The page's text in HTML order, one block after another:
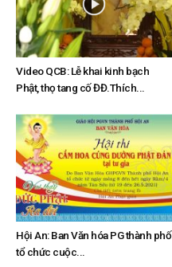
Video QCB: Lễ khai kinh bạch
Phật, thọ tang cố ĐĐ.Thích...
Hội An: Ban Văn hóa PG thành phố
tổ chức cuộc...